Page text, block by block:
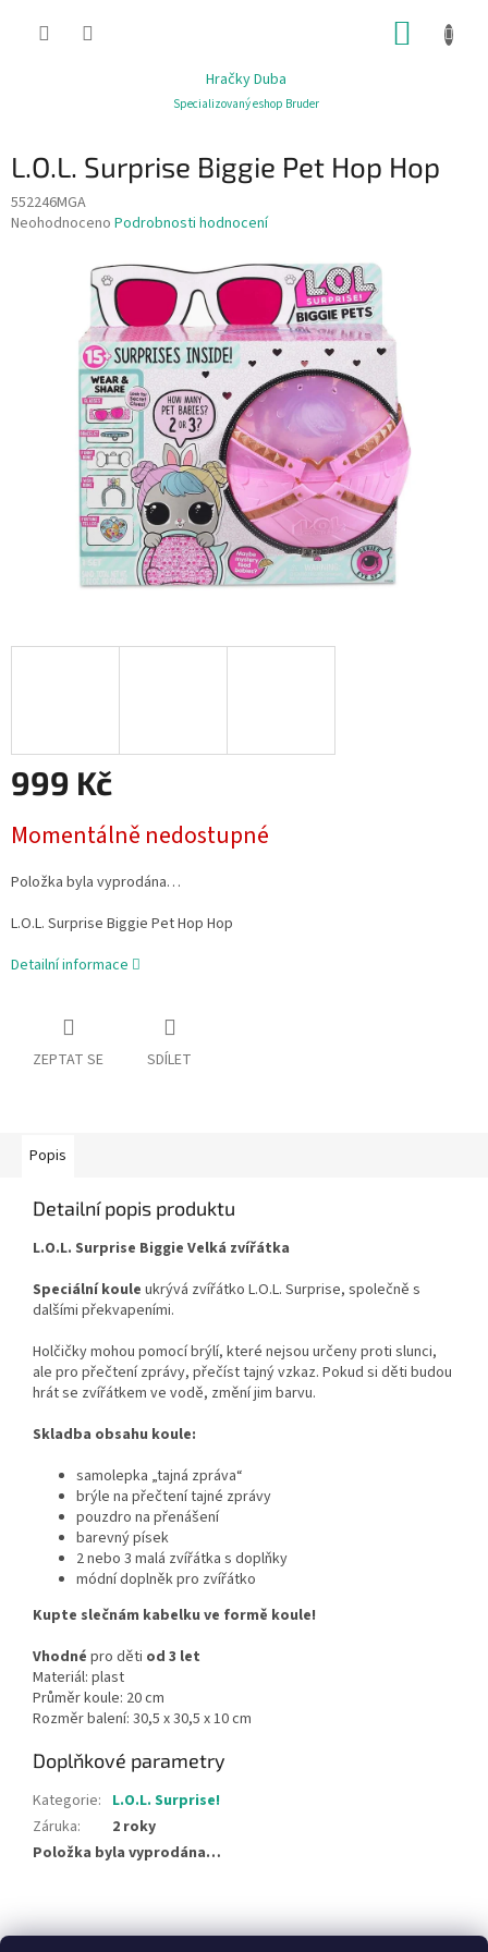
Hračky Duba
Specializovaný eshop Bruder
L.O.L. Surprise Biggie Pet Hop Hop
552246MGA
Průměrné
hvězdiček.
Neohodnoceno Podrobnosti hodnocení
999 Kč
cena:
Momentálně nedostupné
Položka byla vyprodána…
L.O.L. Surprise Biggie Pet Hop Hop
Detailní informace
ZEPTAT SE SDÍLET
Popis
Detailní popis produktu
L.O.L. Surprise Biggie Velká zvířátka
Speciální koule ukrývá zvířátko L.O.L. Surprise, společně s
dalšími překvapeními.
Holčičky mohou pomocí brýlí, které nejsou určeny proti slunci,
ale pro přečtení zprávy, přečíst tajný vzkaz. Pokud si děti budou
hrát se zvířátkem ve vodě, změní jim barvu.
Skladba obsahu koule:
samolepka „tajná zpráva“
brýle na přečtení tajné zprávy
pouzdro na přenášení
barevný písek
2 nebo 3 malá zvířátka s doplňky
módní doplněk pro zvířátko
Kupte slečnám kabelku ve formě koule!
Vhodné pro děti od 3 let
Materiál: plast
Průměr koule: 20 cm
Rozměr balení: 30,5 x 30,5 x 10 cm
Doplňkové parametry
Kategorie: L.O.L. Surprise!
Záruka:
2 roky
Položka byla vyprodána…
á